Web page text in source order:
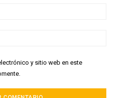
y sitio web en este